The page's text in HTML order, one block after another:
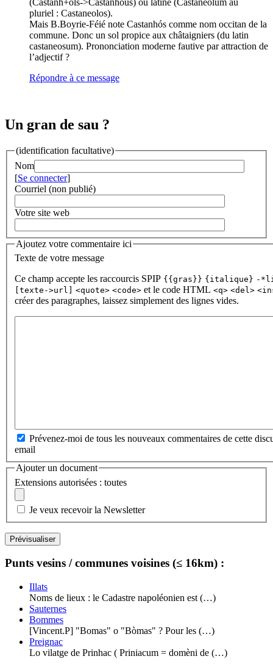
(Castanh+òls->Castanhòus) ou latine (Castaneolum au
pluriel : Castaneolos).
Mais B.Boyrie-Féié note Castanhós comme nom occitan de la
commune. Donc un sol propice aux châtaigniers (du latin
castaneosum). Prononciation moderne fautive par attraction de
l’adjectif ?
Répondre à ce message
Un gran de sau ?
(identification facultative)
Nom
[Se connecter]
Courriel (non publié)
Votre site web
Ajoutez votre commentaire ici
Texte de votre message
Ce champ accepte les raccourcis SPIP {{gras}} {italique} -
[texte->url]
<quote> <code> et le code HTML <q> <del>
créer des paragraphes, laissez simplement des lignes vides.
Prévenez-moi de tous les nouveaux commentaires de cette
email
Ajouter un document
Extensions autorisées : toutes
Je veux recevoir la Newsletter
Punts vesins / communes voisines (≤ 16km) :
Illats
Noms de lieux : le Cadastre napoléonien est (…)
Sauternes
Bommes
[Vincent.P] "Bomas" o "Bòmas" ? Pour les (…)
Preignac
Lo vilatge de Prinhac ( Priniacum = domèni de (…)